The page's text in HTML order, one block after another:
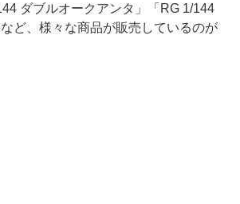
ダブルオークアンタ」「RG 1/144
ど、様々な商品が販売しているのが